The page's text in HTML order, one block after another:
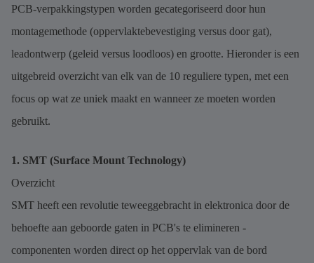
PCB-verpakkingstypen worden gecategoriseerd door hun
montagemethode (oppervlaktebevestiging versus door gat),
leadontwerp (geleid versus loodloos) en grootte. Hieronder is een
uitgebreid overzicht van elk van de 10 reguliere typen, met een
focus op wat ze uniek maakt en wanneer ze moeten worden
gebruikt.
1. SMT (Surface Mount Technology)
Overzicht
SMT heeft een revolutie teweeggebracht in elektronica door de
behoefte aan geboorde gaten in PCB's te elimineren -
componenten worden direct op het oppervlak van de bord